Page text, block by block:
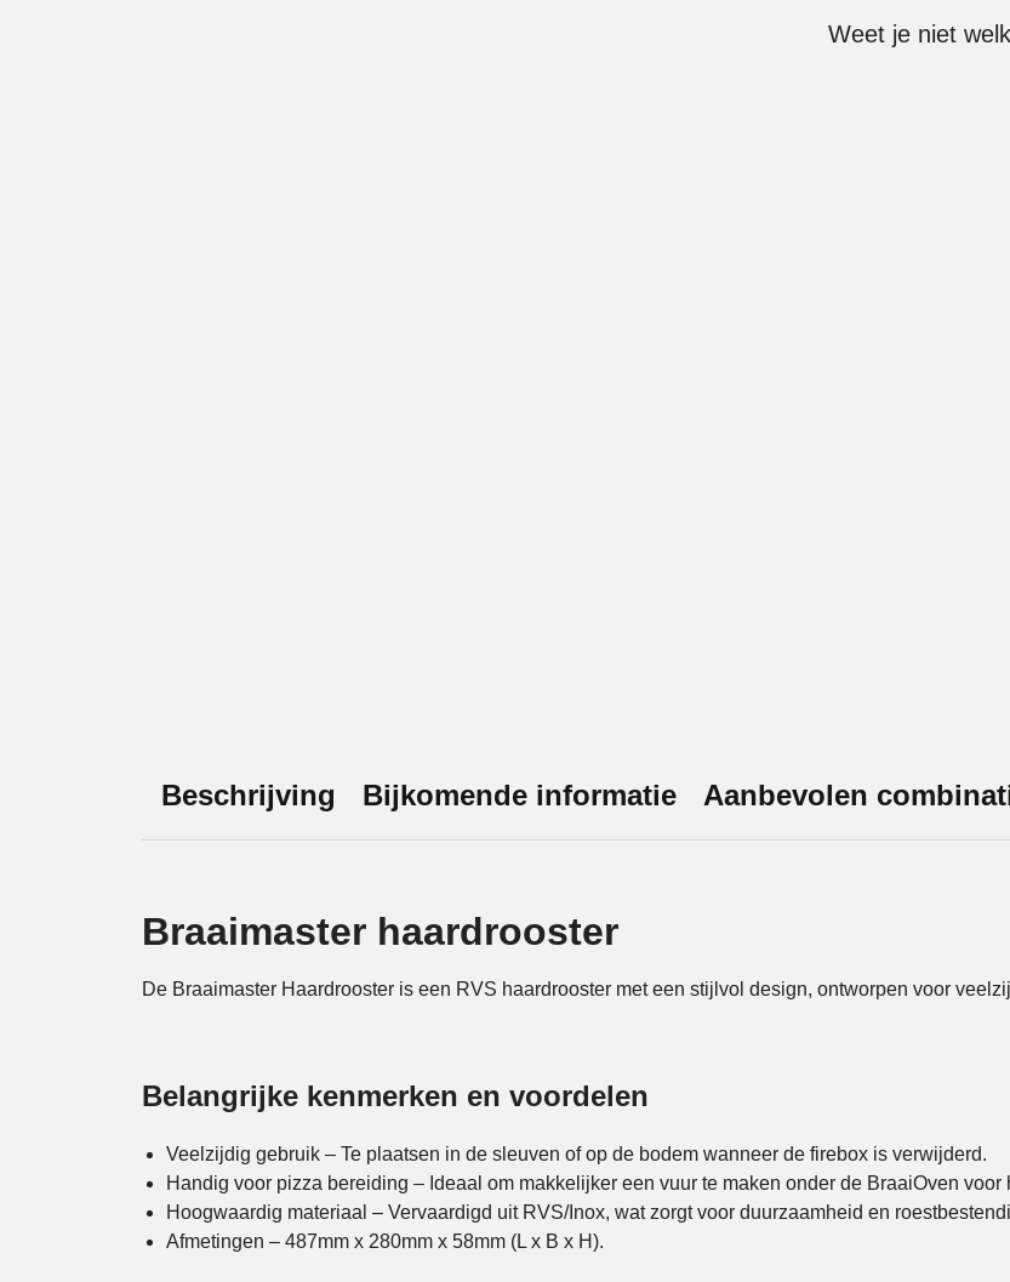
Weet je niet
Beschrijving Bijkomende informatie Aanbevolen
Braaimaster haardrooster
De Braaimaster Haardrooster is een RVS haardrooster met een stijlvol design, ontworpen voor
Belangrijke kenmerken en voordelen
Veelzijdig gebruik – Te plaatsen in de sleuven of op de bodem wanneer de firebox is verwijderd.
Handig voor pizza bereiding – Ideaal om makkelijker een vuur te maken onder de BraaiOven voor
Hoogwaardig materiaal – Vervaardigd uit RVS/Inox, wat zorgt voor duurzaamheid en
Afmetingen – 487mm x 280mm x 58mm (L x B x H).